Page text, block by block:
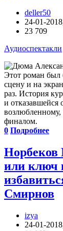
deller50
24-01-
23 709
Аудиоспектакли
Этот роман был
сцену и на
раз. История
и отказавшейся
возлюбленному,
финалом.
0 Подробнее
или ключ
Смирнов
izya
24-01-